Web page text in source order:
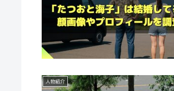
人物紹介